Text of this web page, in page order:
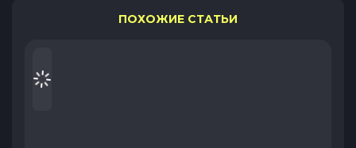
ПОХОЖИЕ СТАТЬИ